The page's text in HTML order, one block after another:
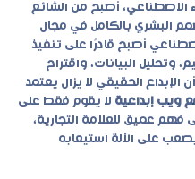
الاصطناعي، أصبح من الشائع
البشري بالكامل في مجال
أصبح قادرًا على تنفيذ
وتحليل البيانات، واقتراح
الإبداع الحقيقي لا يزال يعتمد
ويب إبداعية لا يقوم فقط على
فهم عميق للعلامة التجارية،
على الآلة استيعابه